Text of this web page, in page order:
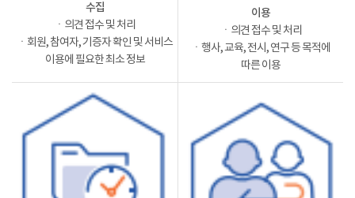
수집
ㆍ의견 접수 및 처리
ㆍ회원, 참여자, 기증자 확인 및 서비스
이용에 필요한 최소 정보
이용
ㆍ의견 접수 및 처리
ㆍ행사, 교육, 전시, 연구 등 목적에
따른 이용